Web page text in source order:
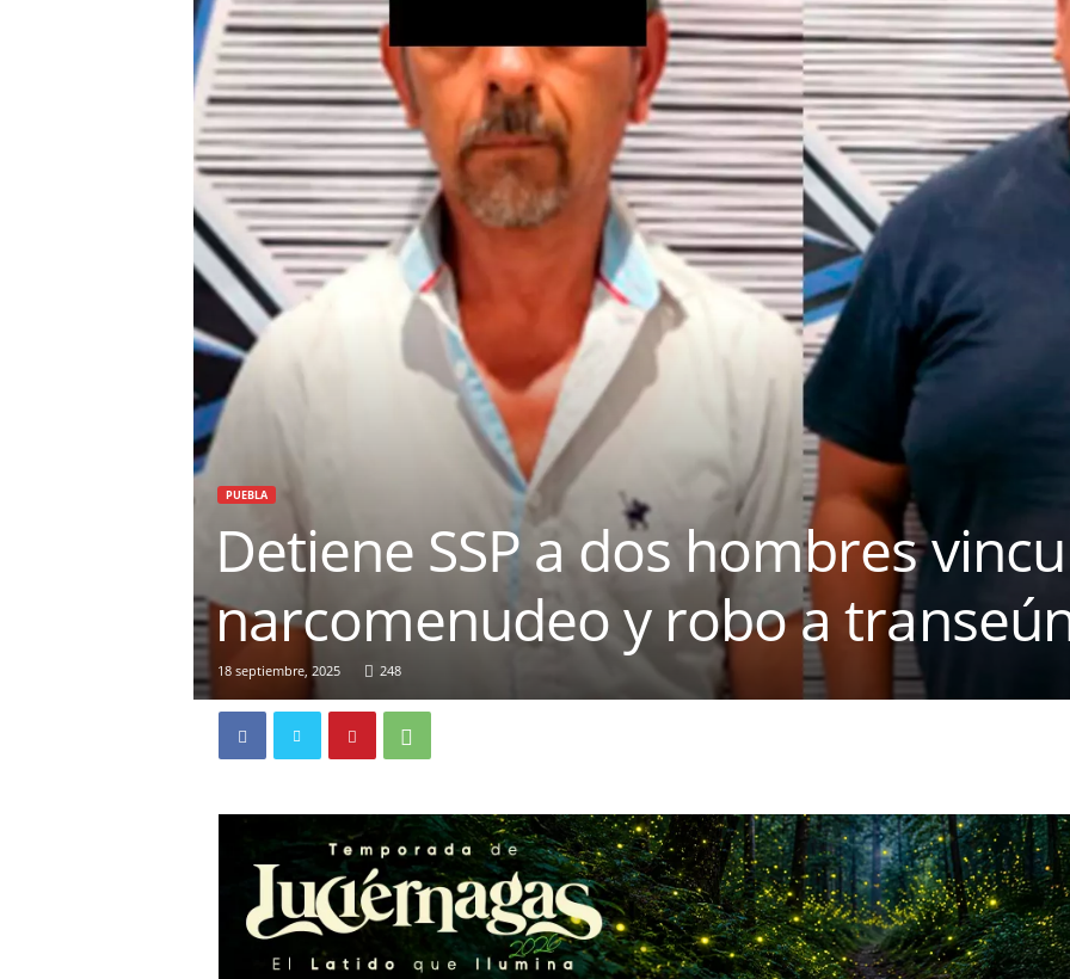
PUEBLA
Detiene SSP a dos hombres
narcomenudeo y robo a
18 septiembre, 2025 248